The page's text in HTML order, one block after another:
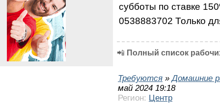
субботы по ставке
0538883702 Только
📲 Полный список
Требуются »Домашние
май 2024 19:18
Регион: Центр